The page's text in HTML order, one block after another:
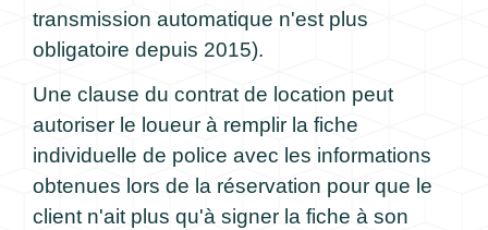
transmission automatique n'est plus
obligatoire depuis 2015).
Une clause du contrat de location peut
autoriser le loueur à remplir la fiche
individuelle de police avec les informations
obtenues lors de la réservation pour que le
client n'ait plus qu'à signer la fiche à son